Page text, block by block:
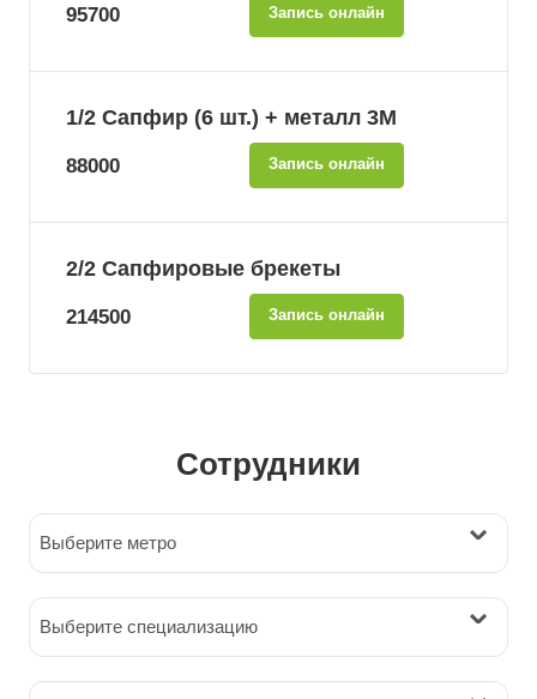
95700 Запись онлайн
1/2 Сапфир (6 шт.) + металл 3М
88000 Запись онлайн
2/2 Сапфировые брекеты
214500 Запись онлайн
Сотрудники
Выберите метро
Выберите специализацию